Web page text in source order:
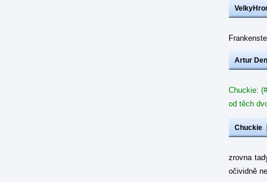
Artur
Chuckie:
od těch
Chuckie
zrovna
očividně